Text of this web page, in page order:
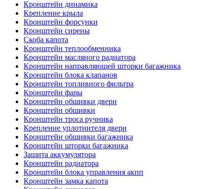
Кронштейн динамика
Крепление крыла
Кронштейн форсунки
Кронштейн сирены
Скоба капота
Кронштейн теплообменника
Кронштейн масляного радиатора
Кронштейн направляющей шторки багажника
Кронштейн блока клапанов
Кронштейн топливного фильтра
Кронштейн фары
Кронштейн обшивки двери
Кронштейн обшивки
Кронштейн троса ручника
Крепление уплотнителя двери
Кронштейн обшивки багажника
Кронштейн шторки багажника
Защита аккумулятора
Кронштейн радиатора
Кронштейн блока управления акпп
Кронштейн замка капота